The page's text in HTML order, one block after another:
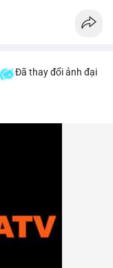
Đã thay đổi ảnh đại